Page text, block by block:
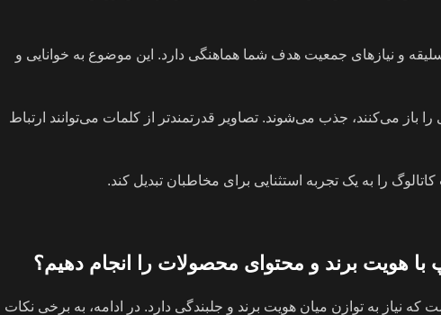
و نیازهای جمعیت هدف شما هماهنگی دارد. این موضوع به خوانایی و
می‌کنند، جذب می‌شوند. تصاویر قدرتمندتر از کلمات می‌توانند ارتباط
را به یک تجربه استثنایی برای مخاطبان تبدیل کند.
هویت برند و محتوای محصولات را انجام دهیم؟
به توازن میان هویت برند و جلبندگی دارد. در ادامه، به برخی نکات